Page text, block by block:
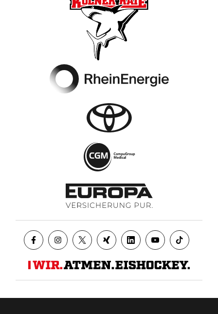
Datenschutz AGB Impressum Kontakt Presse